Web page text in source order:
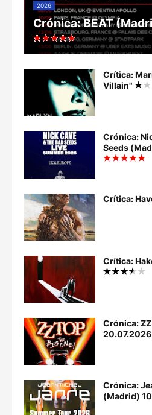
2026
Crónica: BEAT
Crítica:
Villain"
Crónica:
Seeds
Crítica:
Crítica:
Crónica:
20.07.2026
Crónica:
(Madrid)